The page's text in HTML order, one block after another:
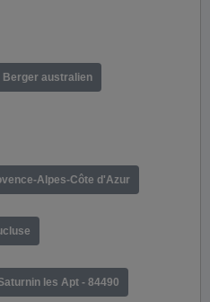
Berger australien
Alpes-Côte d'Azur
les Apt - 84490